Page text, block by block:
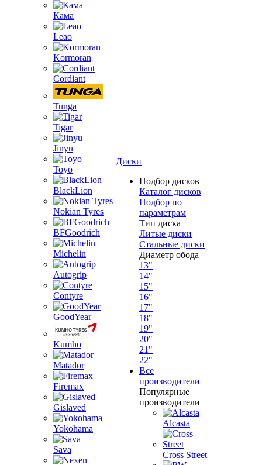
Кама
Leao
Kormoran
Cordiant
Tunga
Tigar
Jinyu
Toyo
BlackLion
Nokian Tyres
BFGoodrich
Michelin
Autogrip
Contyre
GoodYear
Kumho
Matador
Firemax
Gislaved
Yokohama
Sava
Диски
Подбор дисков
Каталог дисков
Подбор по
параметрам
Тип диска
Литые диски
Стальные диски
Диаметр обода
13"
14"
15"
16"
17"
18"
19"
20"
21"
22"
Все
производители
Популярные
производители
Alcasta
Cross Street